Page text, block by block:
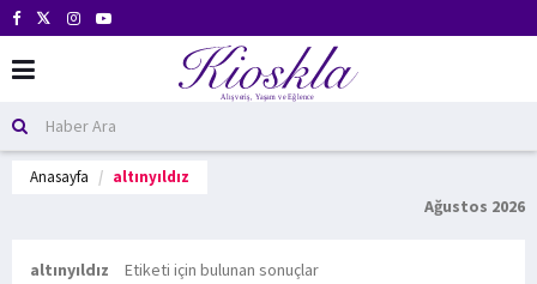
Anasayfa altınyıldız
Ağustos 2026
altınyıldız Etiketi için bulunan sonuçlar